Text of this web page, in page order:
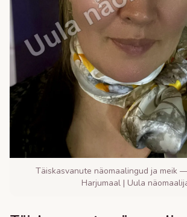
Täiskasvanute näomaalingud ja meik
Harjumaal | Uula